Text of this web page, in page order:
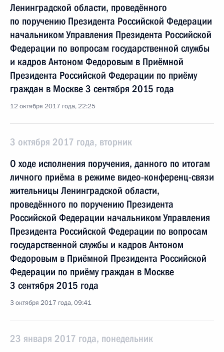
Ленинградской области, проведённого
по поручению Президента Российской Федерации
начальником Управления Президента Российской
Федерации по вопросам государственной службы
и кадров Антоном Федоровым в Приёмной
Президента Российской Федерации по приёму
граждан в Москве 3 сентября 2015 года
12 октября 2017 года, 22:25
3 октября 2017 года, вторник
О ходе исполнения поручения, данного по итогам
личного приёма в режиме видео-конференц-связи
жительницы Ленинградской области,
проведённого по поручению Президента
Российской Федерации начальником Управления
Президента Российской Федерации по вопросам
государственной службы и кадров Антоном
Федоровым в Приёмной Президента Российской
Федерации по приёму граждан в Москве
3 сентября 2015 года
3 октября 2017 года, 09:41
23 января 2017 года, понедельник